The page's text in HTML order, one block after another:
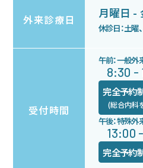
外来診療日 月曜日 -
休診日：土曜
受付時間
午前：一般外
8:30 -
完全予約
(総合内科
午後：特殊外
13:00
完全予約